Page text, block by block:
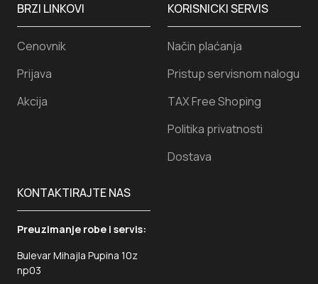
KORISNICKI SERVIS
Način plaćanja
Pristup servisnom nalogu
TAX Free Shoping
Politika privatnosti
Dostava
KONTAKTIRAJTE NAS
Preuzimanje robe i servis:
Bulevar Mihajla Pupina 10z
np03
BRZI LINKOVI
Cenovnik
Prijava
Akcija